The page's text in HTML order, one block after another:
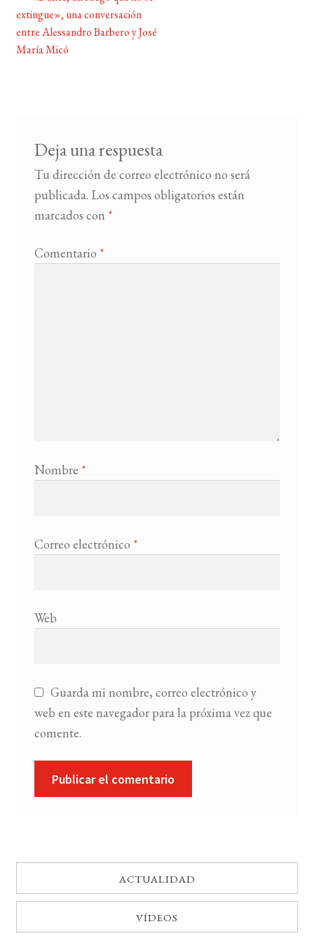
BUSCAR
de
entradas
extingue», una conversación
entre Alessandro Barbero y José
María Micó
Deja una respuesta
Tu dirección de correo electrónico no será
publicada. Los campos obligatorios están
marcados con *
Comentario *
Nombre *
Correo electrónico *
Web
Guarda mi nombre, correo electrónico y
web en este navegador para la próxima vez que
comente.
ACTUALIDAD
VÍDEOS